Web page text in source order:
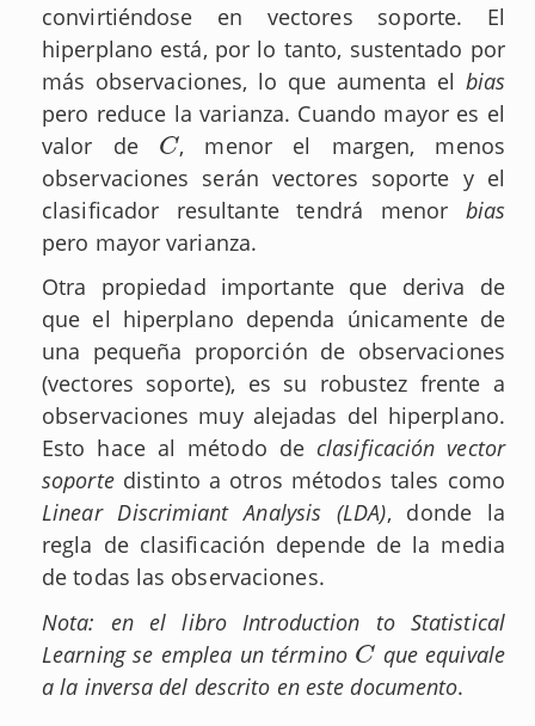
convirtiéndose en vectores soporte. El
hiperplano está, por lo tanto, sustentado por
más observaciones, lo que aumenta el bias
pero reduce la varianza. Cuando mayor es el
valor de
C
C , menor el margen, menos
observaciones serán vectores soporte y el
clasificador resultante tendrá menor bias
pero mayor varianza.
Otra propiedad importante que deriva de
que el hiperplano dependa únicamente de
una pequeña proporción de observaciones
(vectores soporte), es su robustez frente a
observaciones muy alejadas del hiperplano.
Esto hace al método de clasificación vector
soportedistinto a otros métodos tales como
Linear Discrimiant Analysis (LDA), donde la
regla de clasificación depende de la media
de todas las observaciones.
Nota: en el libro Introduction to Statistical
Learning se emplea un término C
C que equivale
a la inversa del descrito en este documento.